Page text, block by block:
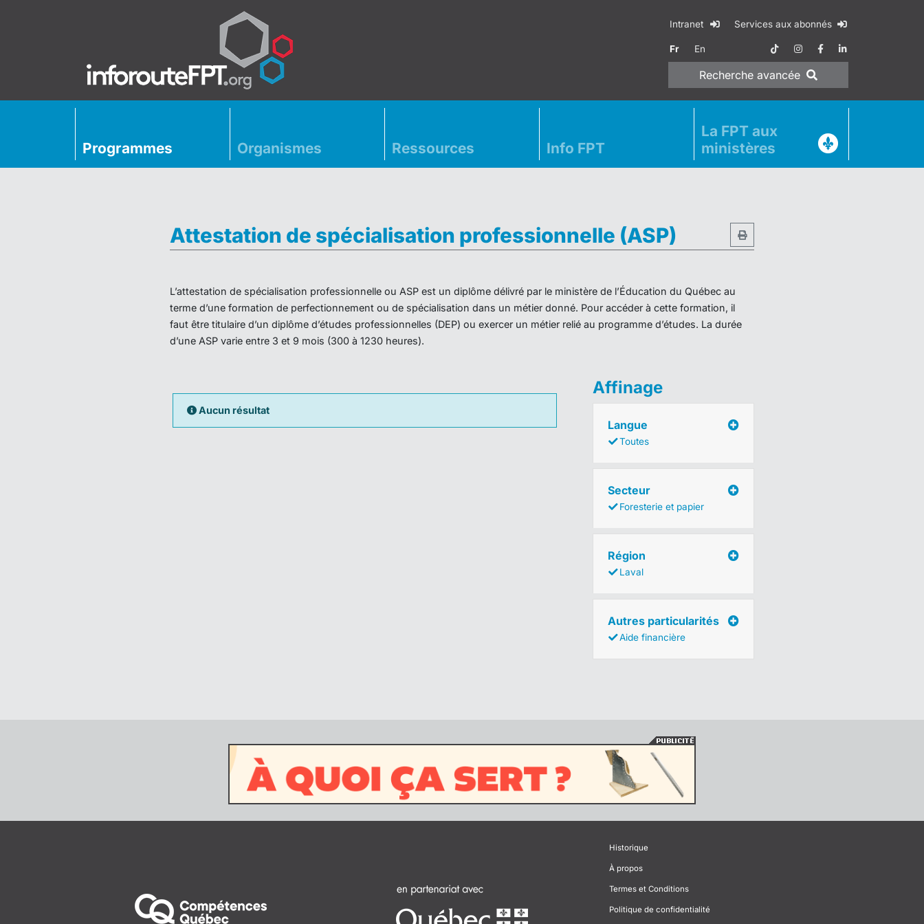
Intranet Services aux abonnés
Fr En
Recherche avancée
Programmes Organismes Ressources Info FPT
La FPT aux
ministères
Attestation de spécialisation professionnelle (ASP)
L’attestation de spécialisation professionnelle ou ASP est un diplôme délivré par le ministère de l’Éducation du Québec au
terme d’une formation de perfectionnement ou de spécialisation dans un métier donné. Pour accéder à cette formation, il
faut être titulaire d’un diplôme d’études professionnelles (DEP) ou exercer un métier relié au programme d’études. La durée
d’une ASP varie entre 3 et 9 mois (300 à 1230 heures).
Aucun résultat
Affinage
Langue
Toutes
Secteur
Foresterie et papier
Région
Laval
Autres particularités
Aide financière
Historique
À propos
Termes et Conditions
Politique de confidentialité